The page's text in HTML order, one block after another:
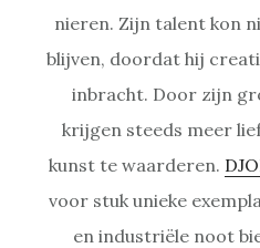
nieren. Zijn talent kon
blijven, doordat hij
inbracht. Door zijn
krijgen steeds meer
kunst te waarderen.
voor stuk unieke
en industriële noot